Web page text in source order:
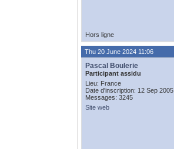
Hors ligne
Thu 20 June 2024 11:06
Pascal Boulerie
Participant assidu
Lieu: France
Date d'inscription: 12 Sep 2005
Messages: 3245
Site web